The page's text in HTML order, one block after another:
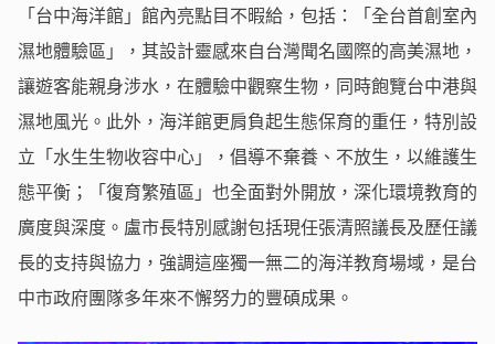
「台中海洋館」館內亮點目不暇給，包括：「全台首創室內
濕地體驗區」，其設計靈感來自台灣聞名國際的高美濕地，
讓遊客能親身涉水，在體驗中觀察生物，同時飽覽台中港與
濕地風光。此外，海洋館更肩負起生態保育的重任，特別設
立「水生生物收容中心」，倡導不棄養、不放生，以維護生
態平衡；「復育繁殖區」也全面對外開放，深化環境教育的
廣度與深度。盧市長特別感謝包括現任張清照議長及歷任議
長的支持與協力，強調這座獨一無二的海洋教育場域，是台
中市政府團隊多年來不懈努力的豐碩成果。